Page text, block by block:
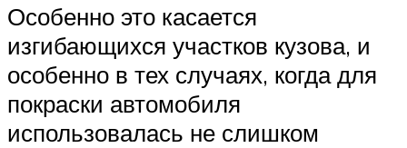
Особенно это касается
изгибающихся участков кузова, и
особенно в тех случаях, когда для
покраски автомобиля
использовалась не слишком